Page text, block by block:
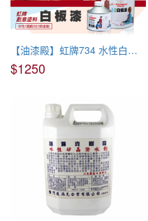
【油漆殿】虹牌734 水性白板漆
$1250